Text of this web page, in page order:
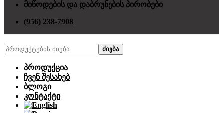
მიწოდების და დაბრუნების პირობები
(956) 238-7908
ძიება
პროდუქცია
ჩვენ შესახებ
ბლოგი
კონტაქტი